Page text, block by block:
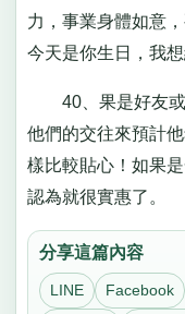
力，事業身體如意
今天是你生日，我想
40、果是好友或
他們的交往來預計
樣比較貼心！如果
認為就很實惠了。
分享這篇內容
LINE Facebook